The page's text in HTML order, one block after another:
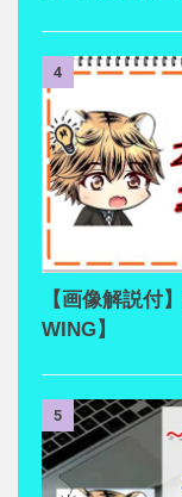
4
【画像解説付
WING】
5